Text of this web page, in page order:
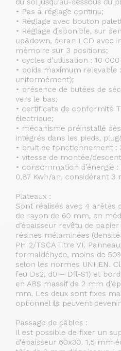
• Pas à réglage continu;
• Réglage avec bouton
• Réglage disponible, sur
up&down, écran LCD avec
mémoire sur 3 positions;
• cycles d’utilisation : 10
• poids maximum relevable
uniformément);
• présence de butées de
vers le bas;
• certificats de conformité
électrique;
• mécanisme préinstallé
intégrés dans les pieds,
• bruit de fonctionnement :
• vitesse de montée/
• consommation d’énergie
0,87 Kwh/an, considérant 3
Plateaux :
Sont réalisés avec 4 arêtes
de rayon de 60 mm, en
d’épaisseur revêtu de
résines mélaminées
PH 2/TSCA Titre VI.
formaldéhyde, moins de
selon les normes UNI EN.
feu Ds2, d0 – Dfl-S1) et
en ABS massif de 2 mm
mm. Les deux sont fixes
optionnel ils peuvent
Passage de câbles :
Il est possible de fixer un
d'épaisseur 60x30. 1,5 mm